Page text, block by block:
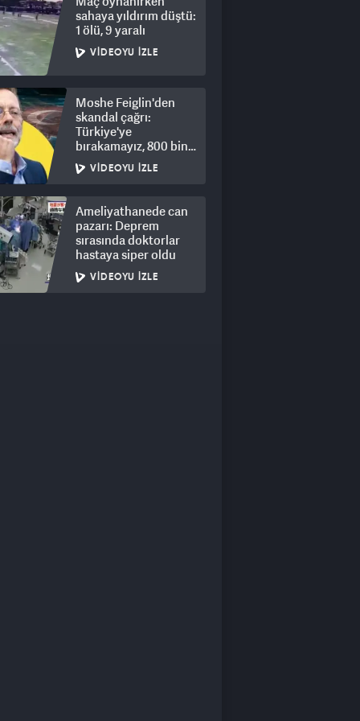
sahaya yıldırım düştü:
1 ölü, 9 yaralı
VIDEOYU İZLE
Moshe Feiglin'den
skandal çağrı:
Türkiye'ye
bırakamayız, 800 bin
kişi için derhal sürgün!
VIDEOYU İZLE
Ameliyathanede can
pazarı: Deprem
sırasında doktorlar
hastaya siper oldu
VIDEOYU İZLE